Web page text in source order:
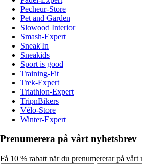
Pecheur-Store
Pet and Garden
Slowood Interior
Smash-Expert
Sneak'In
Sneakids
Sport is good
Training-Fit
Trek-Expert
Triathlon-Expert
TripnBikers
Vélo-Store
Winter-Expert
Prenumerera på vårt nyhetsbrev
Få 10 % rabatt när du prenumererar på vårt